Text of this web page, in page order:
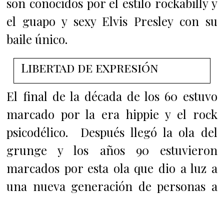
el guapo y sexy Elvis Presley con su
baile único.
Libertad de expresión
El final de la década de los 60 estuvo
marcado por la era hippie y el rock
psicodélico. Después llegó la ola del
grunge y los años 90 estuvieron
marcados por esta ola que dio a luz a
una nueva generación de personas a